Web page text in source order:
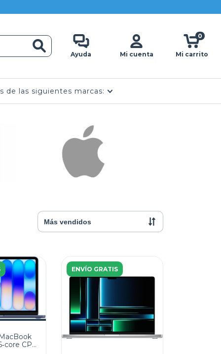
Ayuda Mi cuenta Mi carrito
0
de las siguientes marcas:
CPU
ENVÍO GRATIS